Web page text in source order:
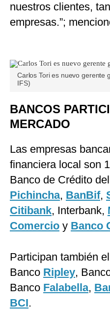
nuestros clientes,
empresas.”;
Carlos Tori es nuevo gerente
IFS)
BANCOS
MERCADO
Las empresas
financiera local son
Banco de Crédito
Pichincha, BanBif,
Citibank, Interbank,
Comercio y Banco
Participan también
Banco Ripley,
Banco Falabella,
BCI.